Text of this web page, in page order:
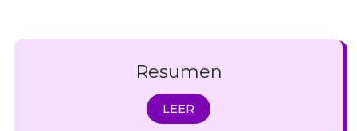
Resumen
LEER